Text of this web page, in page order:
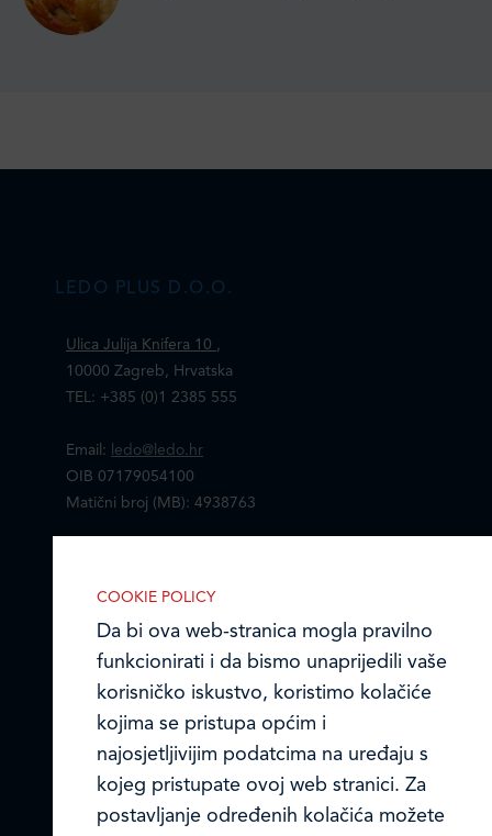
LEDO PLUS D.O.O.
Ulica Julija Knifera 10 ,
10000 Zagreb, Hrvatska
TEL: +385 (0)1 2385 555
Email:
ledo@ledo.hr
OIB 07179054100
Matični broj (MB): 4938763
Ledo u inozemstvu
Online formular
Obavijest o Privatnosti i Kolačići
Privacy notice and Cookies
COOKIE POLICY
Da bi ova web-stranica mogla pravilno
funkcionirati i da bismo unaprijedili vaše
korisničko iskustvo, koristimo kolačiće
kojima se pristupa općim i
najosjetljivijim podatcima na uređaju s
kojeg pristupate ovoj web stranici. Za
postavljanje određenih kolačića možete
Omogućite ili onemogućite web-
stranici upotrebu funkcionalnih i/ili